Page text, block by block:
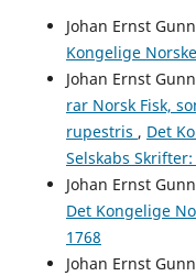
Johan Ernst
Kongelige
Johan Ernst
rar Norsk Fisk,
rupestris , Det
Selskabs Skrifter:
Johan Ernst
Det Kongelige
1768
Johan Ernst